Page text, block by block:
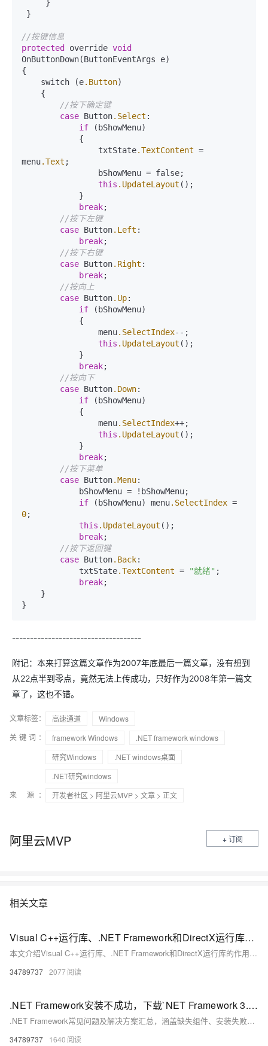
}
}
//按键信息
protected
override void
OnButtonDown(ButtonEventArgs e)
{
switch (e.Button)
{
//按下确定键
case Button.Select :
if (bShowMenu)
{
txtState.TextContent =
menu.Text ;
bShowMenu = false;
this .UpdateLayout ();
}
break;
//按下左键
case Button.Left :
break;
//按下右键
case Button.Right :
break;
//按向上
case Button.Up:
if (bShowMenu)
{
menu.SelectIndex--;
this .UpdateLayout ();
}
break;
//按向下
case Button.Down:
if (bShowMenu)
{
menu.SelectIndex++;
this .UpdateLayout ();
}
break;
//按下菜单
case Button.Menu:
bShowMenu = !bShowMenu;
if (bShowMenu) menu.SelectIndex
0;
this .UpdateLayout ();
break;
//按下返回键
case Button.Back:
txtState.TextContent = "就绪" ;
break;
}
}
------------------------------------
附记：本来打算这篇文章作为2007年底最后一篇文章，没有想到
从22点半到零点，竟然无法上传成功，只好作为2008年第一篇文
章了，这也不错。
文章标签： 高速通道
Windows
关键词：
framework Windows
.NET framework windows
研究Windows
.NET windows桌面
.NET研究windows
来 源：
开发者社区 > 阿里云MVP > 文章 > 正文
阿里云MVP + 订阅
相关文章
Visual C++运行库、.NET Framework和DirectX运行库的作用及常见问题解决方案，涵盖MSVCP140.dll丢失、0xc000007b错误等典型故障的修复方法
本文介绍Visual C++运行库、.NET Framework和DirectX运行库的作用及常见问题解决方案，涵盖MSVCP140.dll丢失、0xc000007b错误等典型故障的修复方法，提供官方下载链接与系统修复工具使用指南。
34789737 2077
.NET Framework安装不成功，下载`NET Framework 3.5`文件，Microsoft Visual C++
.NET Framework常见问题及解决方案汇总，涵盖缺失组件、安装失败、错误代码等，提供多种修复方法，包括全能王DLL修复工具、微软官方运行库及命令行安装等，适用于Windows系统，解决应用程序无法运行问题。
34789737 1640